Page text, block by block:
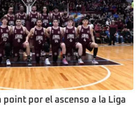
point por el ascenso a la Liga